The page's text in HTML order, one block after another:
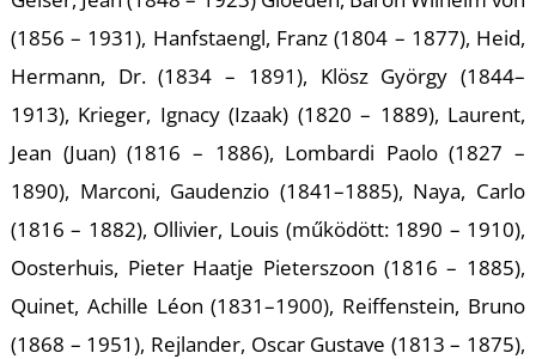
(1856 – 1931), Hanfstaengl, Franz (1804 – 1877), Heid,
Hermann, Dr. (1834 – 1891), Klösz György (1844–
1913), Krieger, Ignacy (Izaak) (1820 – 1889), Laurent,
Jean (Juan) (1816 – 1886), Lombardi Paolo (1827 –
1890), Marconi, Gaudenzio (1841–1885), Naya, Carlo
(1816 – 1882), Ollivier, Louis (működött: 1890 – 1910),
Oosterhuis, Pieter Haatje Pieterszoon (1816 – 1885),
Quinet, Achille Léon (1831–1900), Reiffenstein, Bruno
(1868 – 1951), Rejlander, Oscar Gustave (1813 – 1875),